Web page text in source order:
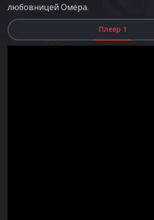
любовницей Омера.
Плеер 1